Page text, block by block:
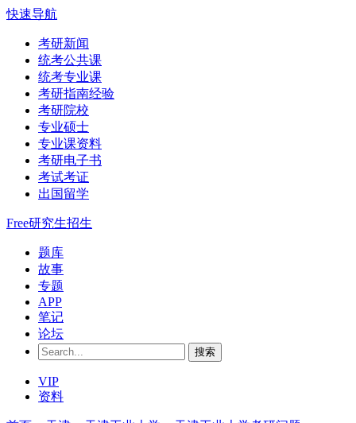
快速导航
考研新闻
统考公共课
统考专业课
考研指南经验
考研院校
专业硕士
专业课资料
考研电子书
考试考证
出国留学
Free研究生招生
题库
故事
专题
APP
笔记
论坛
搜索
VIP
资料